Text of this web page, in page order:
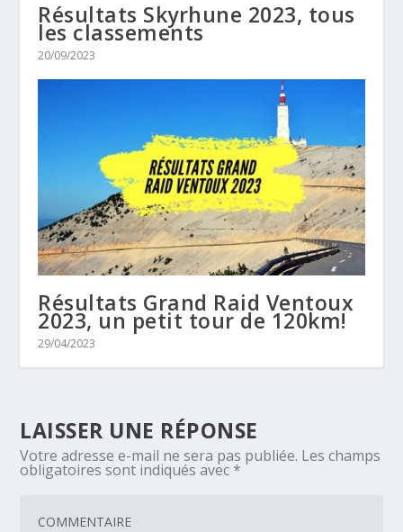
Résultats Skyrhune 2023, tous
les classements
20/09/2023
Résultats Grand Raid Ventoux
2023, un petit tour de 120km!
29/04/2023
LAISSER UNE RÉPONSE
Votre adresse e-mail ne sera pas publiée. Les champs
obligatoires sont indiqués avec *